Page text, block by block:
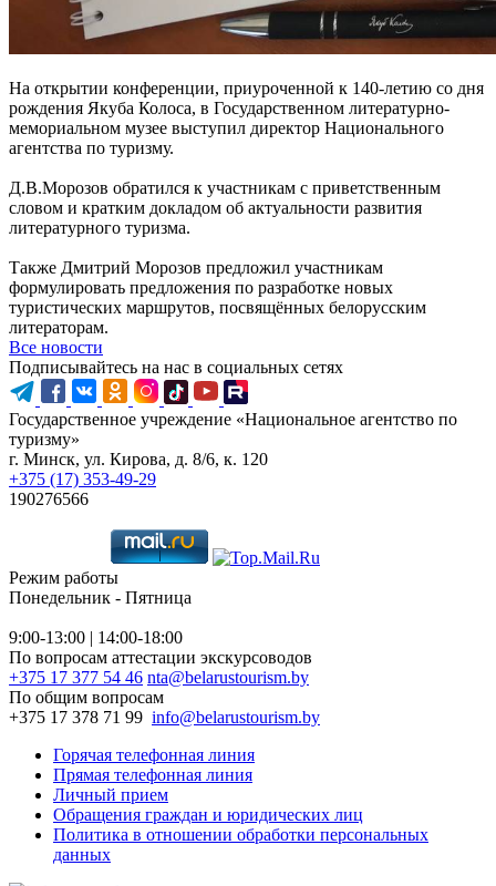
На открытии конференции, приуроченной к 140-летию со дня
рождения Якуба Колоса, в Государственном литературно-
мемориальном музее выступил директор Национального
агентства по туризму.
Д.В.Морозов обратился к участникам с приветственным
словом и кратким докладом об актуальности развития
литературного туризма.
Также Дмитрий Морозов предложил участникам
формулировать предложения по разработке новых
туристических маршрутов, посвящённых белорусским
литераторам.
Все новости
Подписывайтесь на нас в социальных сетях
Государственное учреждение «Национальное агентство по
туризму»
г. Минск, ул. Кирова, д. 8/6, к. 120
+375 (17) 353-49-29
190276566
Режим работы
Понедельник - Пятница
9:00-13:00 | 14:00-18:00
По вопросам аттестации экскурсоводов
+375 17 377 54 46 nta@belarustourism.by
По общим вопросам
+375 17 378 71 99 info@belarustourism.by
Горячая телефонная линия
Прямая телефонная линия
Личный прием
Обращения граждан и юридических лиц
Политика в отношении обработки персональных
данных